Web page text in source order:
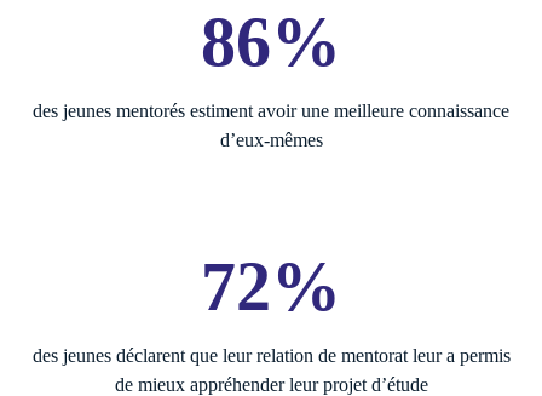
86%
des jeunes mentorés estiment avoir une meilleure connaissance
d’eux-mêmes
72%
des jeunes déclarent que leur relation de mentorat leur a permis
de mieux appréhender leur projet d’étude